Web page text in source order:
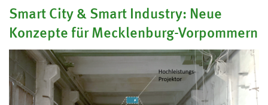
Smart City & Smart Industry: Neue
Konzepte für Mecklenburg-Vorpommern